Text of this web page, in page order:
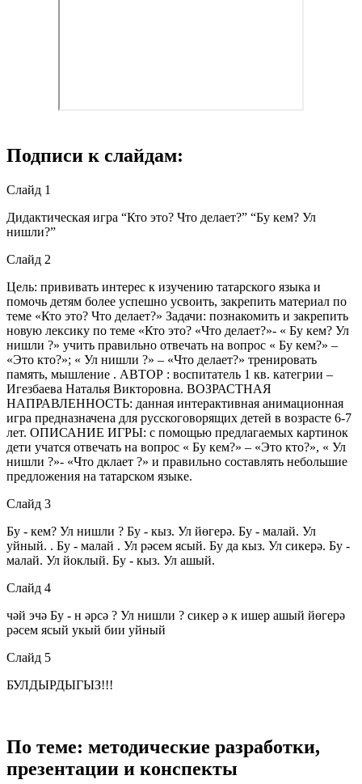
Подписи к слайдам:
Слайд 1
Дидактическая игра “Кто это? Что делает?” “Бу кем? Ул
нишли?”
Слайд 2
Цель: прививать интерес к изучению татарского языка и
помочь детям более успешно усвоить, закрепить материал по
теме «Кто это? Что делает?» Задачи: познакомить и закрепить
новую лексику по теме «Кто это? «Что делает?»- « Бу кем? Ул
нишли ?» учить правильно отвечать на вопрос « Бу кем?» –
«Это кто?»; « Ул нишли ?» – «Что делает?» тренировать
память, мышление . АВТОР : воспитатель 1 кв. категрии –
Игезбаева Наталья Викторовна. ВОЗРАСТНАЯ
НАПРАВЛЕННОСТЬ: данная интерактивная анимационная
игра предназначена для русскоговорящих детей в возрасте 6-7
лет. ОПИСАНИЕ ИГРЫ: с помощью предлагаемых картинок
дети учатся отвечать на вопрос « Бу кем?» – «Это кто?», « Ул
нишли ?»- «Что дклает ?» и правильно составлять небольшие
предложения на татарском языке.
Слайд 3
Бу - кем? Ул нишли ? Бу - кыз. Ул йөгерә. Бу - малай. Ул
уйный. . Бу - малай . Ул рәсем ясый. Бу да кыз. Ул сикерә. Бу -
малай. Ул йоклый. Бу - кыз. Ул ашый.
Слайд 4
чәй эчә Бу - н әрсә ? Ул нишли ? сикер ә к ишер ашый йөгерә
рәсем ясый укый бии уйный
Слайд 5
БУЛДЫРДЫГЫЗ!!!
По теме: методические разработки,
презентации и конспекты